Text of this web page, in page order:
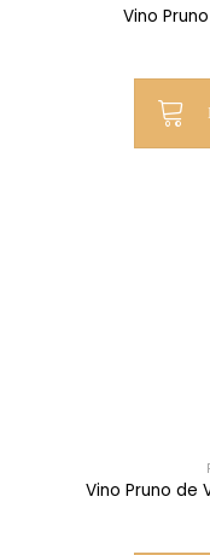
Vino
Vino Pruno de